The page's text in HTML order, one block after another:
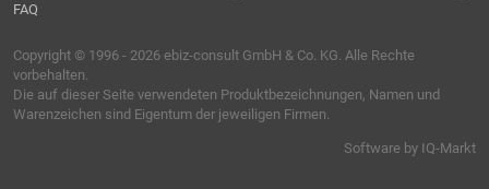
FAQ
Copyright © 1996 - 2026 ebiz-consult GmbH & Co. KG. Alle Rechte
vorbehalten.
Die auf dieser Seite verwendeten Produktbezeichnungen, Namen und
Warenzeichen sind Eigentum der jeweiligen Firmen.
Software by IQ-Markt